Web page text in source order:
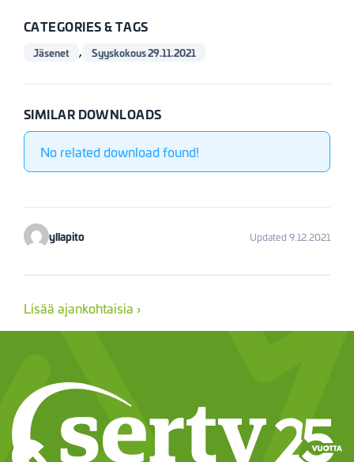
CATEGORIES & TAGS
Jäsenet , Syyskokous 29.11.2021
SIMILAR DOWNLOADS
No related download found!
yllapito Updated 9.12.2021
Lisää ajankohtaisia ›